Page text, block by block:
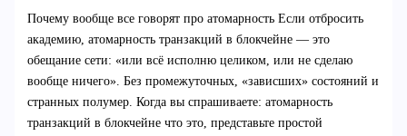
Почему вообще все говорят про атомарность Если отбросить
академию, атомарность транзакций в блокчейне — это
обещание сети: «или всё исполню целиком, или не сделаю
вообще ничего». Без промежуточных, «зависших» состояний и
странных полумер. Когда вы спрашиваете: атомарность
транзакций в блокчейне что это, представьте простой